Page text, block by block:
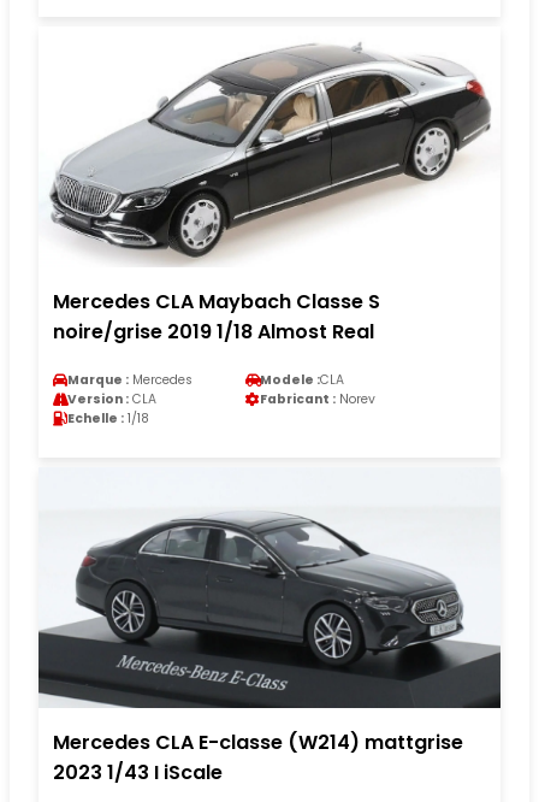
Mercedes CLA Maybach Classe S
noire/grise 2019 1/18 Almost Real
Marque : Mercedes Modele :CLA
Version : CLA Fabricant : Norev
Echelle : 1/18
Mercedes CLA E-classe (W214) mattgrise
2023 1/43 I iScale